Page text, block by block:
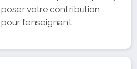
poser votre contribution
pour l'enseignant